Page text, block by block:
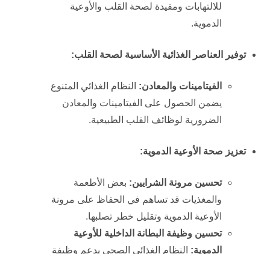
للالتهابات ومفيدة لصحة القلب والأوعية
الدموية.
توفير العناصر الغذائية الأساسية لصحة القلب:
الفيتامينات والمعادن: النظام الغذائي المتنوع
يضمن الحصول على الفيتامينات والمعادن
الضرورية لوظائف القلب الطبيعية.
تعزيز صحة الأوعية الدموية:
تحسين مرونة الشرايين: بعض الأطعمة
والمغذيات قد تساهم في الحفاظ على مرونة
الأوعية الدموية وتقليل خطر تصلبها.
تحسين وظيفة البطانة الداخلية للأوعية
الدموية: النظام الغذائي الصحي يدعم وظيفة